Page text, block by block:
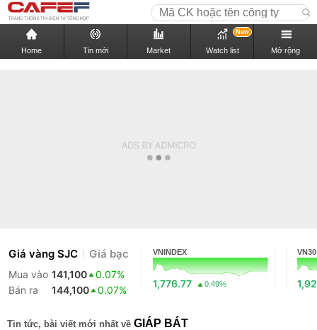
Home Tin mới Market Watch list
New
Mở rộng
Giá vàng SJC Giá bạc
Mua vào 141,100
0.07%
Bán ra
144,100 0.07%
VNINDEX
1,776.77 0.49%
VN30
Tin tức, bài viết mới nhất về GIÁP BÁT